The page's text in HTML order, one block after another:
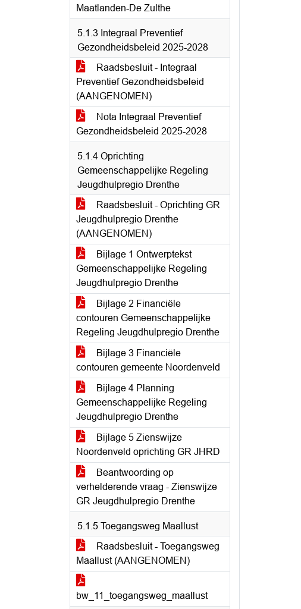
Maatlanden-De Zulthe
5.1.3 Integraal Preventief
Gezondheidsbeleid 2025-2028
Raadsbesluit - Integraal
Preventief Gezondheidsbeleid
(AANGENOMEN)
Nota Integraal Preventief
Gezondheidsbeleid 2025-2028
5.1.4 Oprichting
Gemeenschappelijke Regeling
Jeugdhulpregio Drenthe
Raadsbesluit - Oprichting GR
Jeugdhulpregio Drenthe
(AANGENOMEN)
Bijlage 1 Ontwerptekst
Gemeenschappelijke Regeling
Jeugdhulpregio Drenthe
Bijlage 2 Financiële
contouren Gemeenschappelijke
Regeling Jeugdhulpregio Drenthe
Bijlage 3 Financiële
contouren gemeente Noordenveld
Bijlage 4 Planning
Gemeenschappelijke Regeling
Jeugdhulpregio Drenthe
Bijlage 5 Zienswijze
Noordenveld oprichting GR JHRD
Beantwoording op
verhelderende vraag - Zienswijze
GR Jeugdhulpregio Drenthe
5.1.5 Toegangsweg Maallust
Raadsbesluit - Toegangsweg
Maallust (AANGENOMEN)
bw_11_toegangsweg_maallust